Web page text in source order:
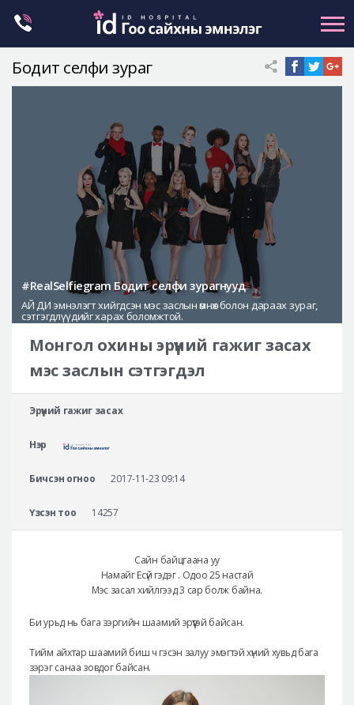
Ботокс , филлер
Галбиржуулах
Let Me In
Эмнэлгийн танилцуулга
Аюулгүй гоо сайхны мэс засал
Лавлах
Real Selfie Review
Бодит селфи зураг
#RealSelfiegram Бодит селфи зурагнууд
АЙ ДИ эмнэлэгт хийгдсэн мэс заслын өмнөх болон дараах зураг,
сэтгэгдлүүдийг харах боломжтой.
Монгол охины эрүүний гажиг засах
мэс заслын сэтгэгдэл
Эрүүний гажиг засах
Нэр
Бичсэн огноо 2017-11-23 09:14
Үзсэн тоо 14257
Сайн байцгаана уу
Намайг Есүй гэдэг . Одоо 25 настай
Мэс засал хийлгээд 3 сар болж байна.
Би урьд нь бага зэргийн шаамий эрүүтэй байсан.
Тийм айхтар шаамий биш ч гэсэн залуу эмэгтэй хүний хувьд бага
зэрэг санаа зовдог байсан.